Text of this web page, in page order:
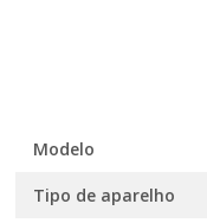
Modelo
Tipo de aparelho